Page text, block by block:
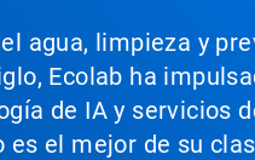
agua, limpieza y
Ecolab ha
de IA y servicios
el mejor de su